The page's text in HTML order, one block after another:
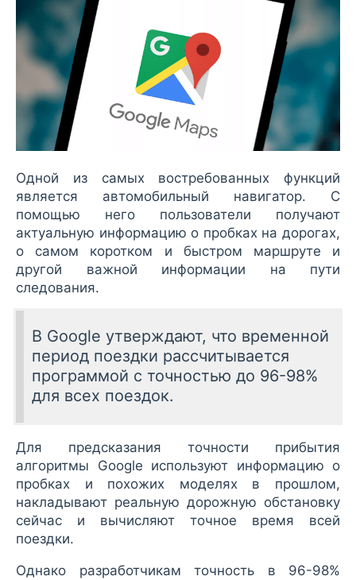
Одной из самых востребованных функций
является автомобильный навигатор. С
помощью него пользователи получают
актуальную информацию о пробках на дорогах,
о самом коротком и быстром маршруте и
другой важной информации на пути
следования.
В Google утверждают, что временной
период поездки рассчитывается
программой с точностью до 96-98%
для всех поездок.
Для предсказания точности прибытия
алгоритмы Google используют информацию о
пробках и похожих моделях в прошлом,
накладывают реальную дорожную обстановку
сейчас и вычисляют точное время всей
поездки.
Однако разработчикам точность в 96-98%